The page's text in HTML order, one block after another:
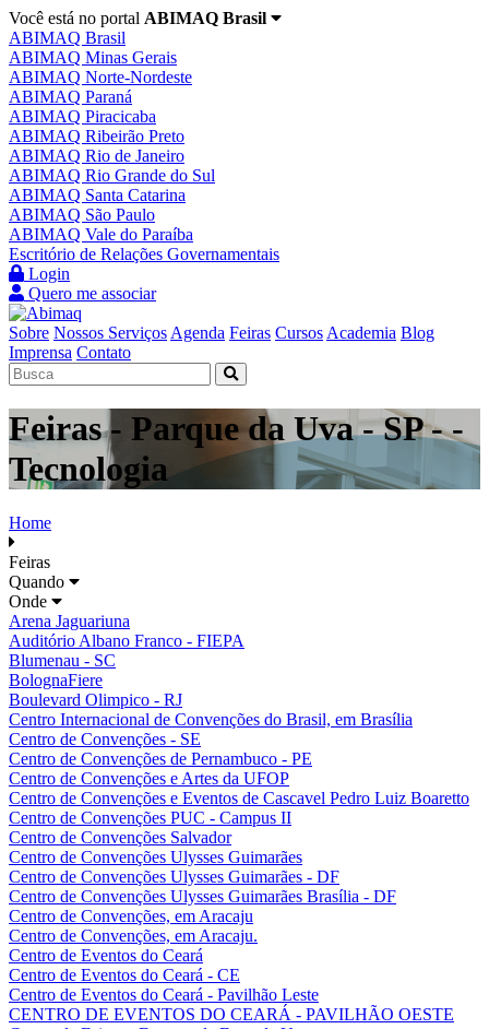
Você está no portal ABIMAQ Brasil
ABIMAQ Brasil
ABIMAQ Minas Gerais
ABIMAQ Norte-Nordeste
ABIMAQ Paraná
ABIMAQ Piracicaba
ABIMAQ Ribeirão Preto
ABIMAQ Rio de Janeiro
ABIMAQ Rio Grande do Sul
ABIMAQ Santa Catarina
ABIMAQ São Paulo
ABIMAQ Vale do Paraíba
Escritório de Relações Governamentais
Login
Quero me associar
Sobre Nossos Serviços Agenda Feiras Cursos Academia Blog
Imprensa Contato
Feiras - Parque da Uva - SP - -
Tecnologia
Home
Feiras
Quando
Onde
Arena Jaguariuna
Auditório Albano Franco - FIEPA
Blumenau - SC
BolognaFiere
Boulevard Olimpico - RJ
Centro Internacional de Convenções do Brasil, em Brasília
Centro de Convenções - SE
Centro de Convenções de Pernambuco - PE
Centro de Convenções e Artes da UFOP
Centro de Convenções e Eventos de Cascavel Pedro Luiz Boaretto
Centro de Convenções PUC - Campus II
Centro de Convenções Salvador
Centro de Convenções Ulysses Guimarães
Centro de Convenções Ulysses Guimarães - DF
Centro de Convenções Ulysses Guimarães Brasília - DF
Centro de Convenções, em Aracaju
Centro de Convenções, em Aracaju.
Centro de Eventos do Ceará
Centro de Eventos do Ceará - CE
Centro de Eventos do Ceará - Pavilhão Leste
CENTRO DE EVENTOS DO CEARÁ - PAVILHÃO OESTE